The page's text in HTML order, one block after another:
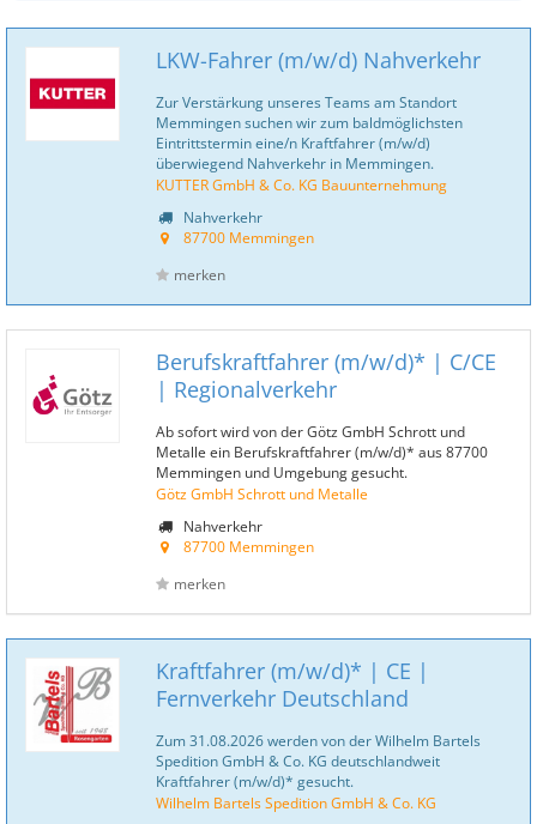
LKW-Fahrer (m/w/d) Nahverkehr
Zur Verstärkung unseres Teams am Standort
Memmingen suchen wir zum baldmöglichsten
Eintrittstermin eine/n Kraftfahrer (m/w/d)
überwiegend Nahverkehr in Memmingen.
KUTTER GmbH & Co. KG Bauunternehmung
Nahverkehr
87700 Memmingen
merken
Berufskraftfahrer (m/w/d)* | C/CE
| Regionalverkehr
Ab sofort wird von der Götz GmbH Schrott und
Metalle ein Berufskraftfahrer (m/w/d)* aus 87700
Memmingen und Umgebung gesucht.
Götz GmbH Schrott und Metalle
Nahverkehr
87700 Memmingen
merken
Kraftfahrer (m/w/d)* | CE |
Fernverkehr Deutschland
Zum 31.08.2026 werden von der Wilhelm Bartels
Spedition GmbH & Co. KG deutschlandweit
Kraftfahrer (m/w/d)* gesucht.
Wilhelm Bartels Spedition GmbH & Co. KG